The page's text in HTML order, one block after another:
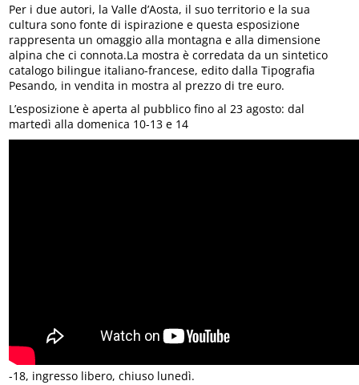
Per i due autori, la Valle d’Aosta, il suo territorio e la sua
cultura sono fonte di ispirazione e questa esposizione
rappresenta un omaggio alla montagna e alla dimensione
alpina che ci connota.La mostra è corredata da un sintetico
catalogo bilingue italiano-francese, edito dalla Tipografia
Pesando, in vendita in mostra al prezzo di tre euro.
L’esposizione è aperta al pubblico fino al 23 agosto: dal
martedì alla domenica 10-13 e 14
-18, ingresso libero, chiuso lunedì.